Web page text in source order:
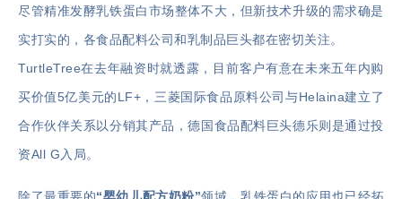
尽管精准发酵乳铁蛋白市场整体不大，但新技术升级的需求确是
实打实的，各食品配料公司和乳制品巨头都在密切关注。
TurtleTree在去年融资时就透露，目前客户有意在未来五年内购
买价值5亿美元的LF+，三菱国际食品原料公司与Helaina建立了
合作伙伴关系以分销其产品，德国食品配料巨头德乐则是通过投
资All G入局。
除了最重要的“婴幼儿配方奶粉”领域，乳铁蛋白的应用也已经拓